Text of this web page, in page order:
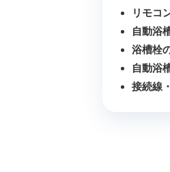
リモコ
自動浴
浴槽栓
自動浴
接続線